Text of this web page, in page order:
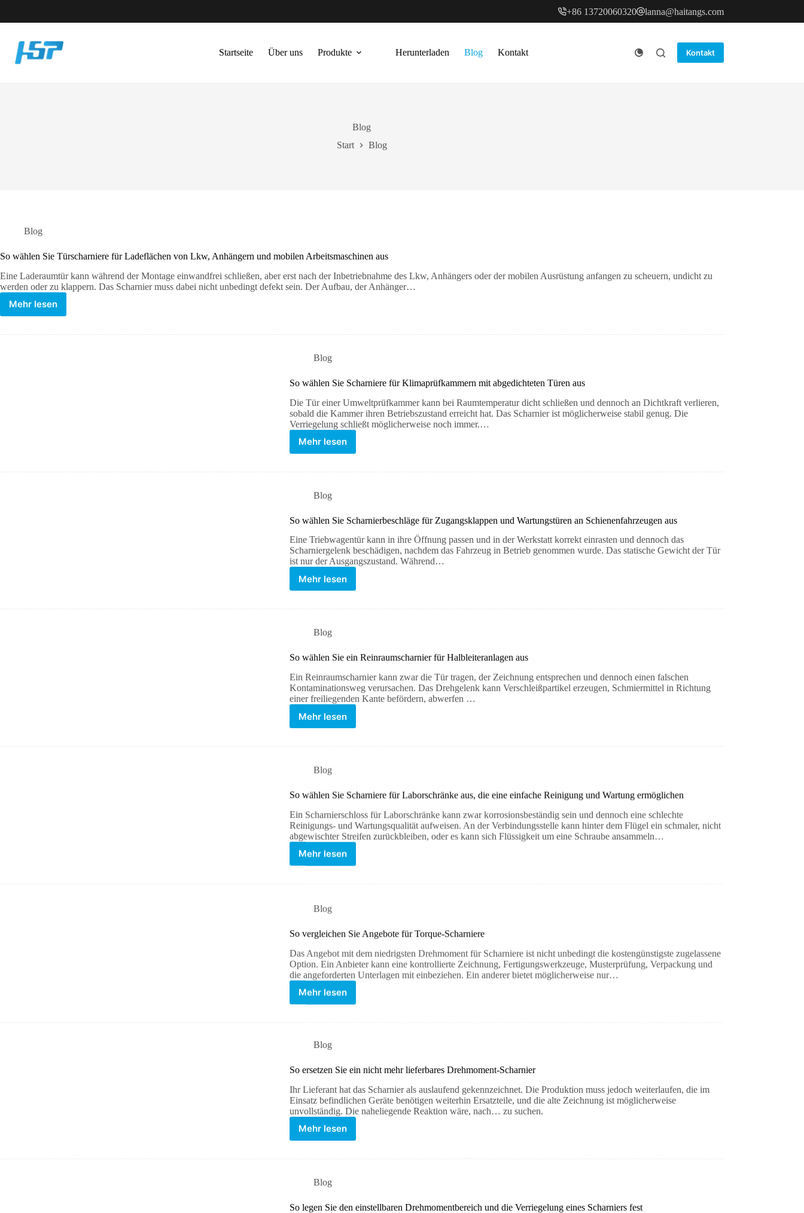
springen
+86 13720060320 lanna@haitangs.com
Startseite Über uns Produkte Herunterladen Blog Kontakt Kontakt
Blog
Start
Blog
Blog
So wählen Sie Türscharniere für Ladeflächen von Lkw, Anhängern und mobilen Arbeitsmaschinen aus
Eine Laderaumtür kann während der Montage einwandfrei schließen, aber erst nach der Inbetriebnahme des Lkw, Anhängers oder der mobilen Ausrüstung anfangen zu scheuern, undicht zu
werden oder zu klappern. Das Scharnier muss dabei nicht unbedingt defekt sein. Der Aufbau, der Anhänger…
Mehr lesen
Blog
So wählen Sie Scharniere für Klimaprüfkammern mit abgedichteten Türen aus
Die Tür einer Umweltprüfkammer kann bei Raumtemperatur dicht schließen und dennoch an Dichtkraft verlieren,
sobald die Kammer ihren Betriebszustand erreicht hat. Das Scharnier ist möglicherweise stabil genug. Die
Verriegelung schließt möglicherweise noch immer.…
Mehr lesen
Blog
So wählen Sie Scharnierbeschläge für Zugangsklappen und Wartungstüren an Schienenfahrzeugen aus
Eine Triebwagentür kann in ihre Öffnung passen und in der Werkstatt korrekt einrasten und dennoch das
Scharniergelenk beschädigen, nachdem das Fahrzeug in Betrieb genommen wurde. Das statische Gewicht der Tür
ist nur der Ausgangszustand. Während…
Mehr lesen
Blog
So wählen Sie ein Reinraumscharnier für Halbleiteranlagen aus
Ein Reinraumscharnier kann zwar die Tür tragen, der Zeichnung entsprechen und dennoch einen falschen
Kontaminationsweg verursachen. Das Drehgelenk kann Verschleißpartikel erzeugen, Schmiermittel in Richtung
einer freiliegenden Kante befördern, abwerfen …
Mehr lesen
Blog
So wählen Sie Scharniere für Laborschränke aus, die eine einfache Reinigung und Wartung ermöglichen
Ein Scharnierschloss für Laborschränke kann zwar korrosionsbeständig sein und dennoch eine schlechte
Reinigungs- und Wartungsqualität aufweisen. An der Verbindungsstelle kann hinter dem Flügel ein schmaler, nicht
abgewischter Streifen zurückbleiben, oder es kann sich Flüssigkeit um eine Schraube ansammeln…
Mehr lesen
Blog
So vergleichen Sie Angebote für Torque-Scharniere
Das Angebot mit dem niedrigsten Drehmoment für Scharniere ist nicht unbedingt die kostengünstigste zugelassene
Option. Ein Anbieter kann eine kontrollierte Zeichnung, Fertigungswerkzeuge, Musterprüfung, Verpackung und
die angeforderten Unterlagen mit einbeziehen. Ein anderer bietet möglicherweise nur…
Mehr lesen
Blog
So ersetzen Sie ein nicht mehr lieferbares Drehmoment-Scharnier
Ihr Lieferant hat das Scharnier als auslaufend gekennzeichnet. Die Produktion muss jedoch weiterlaufen, die im
Einsatz befindlichen Geräte benötigen weiterhin Ersatzteile, und die alte Zeichnung ist möglicherweise
unvollständig. Die naheliegende Reaktion wäre, nach… zu suchen.
Mehr lesen
Blog
So legen Sie den einstellbaren Drehmomentbereich und die Verriegelung eines Scharniers fest